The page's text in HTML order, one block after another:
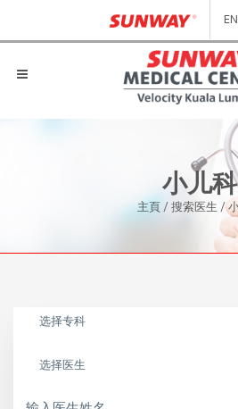
小儿科
主頁 / 搜索医生 /